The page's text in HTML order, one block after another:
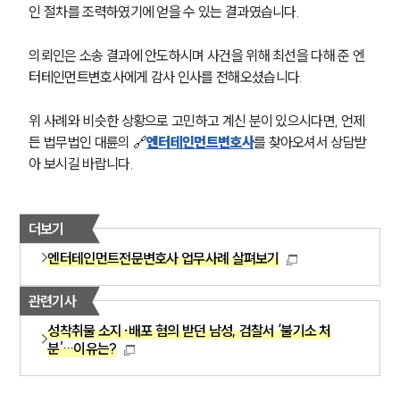
그룹소개
오시는 길
고객의 소리
인 절차를 조력하였기에 얻을 수 있는 결과였습니다.
의뢰인은 소송 결과에 안도하시며 사건을 위해 최선을 다해 준 엔
터테인먼트변호사에게 감사 인사를 전해오셨습니다.
위 사례와 비슷한 상황으로 고민하고 계신 분이 있으시다면, 언제
든 법무법인 대륜의 🔗엔터테인먼트변호사를 찾아오셔서 상담받
아 보시길 바랍니다.
더보기
엔터테인먼트전문변호사 업무사례 살펴보기
관련기사
성착취물 소지·배포 혐의 받던 남성, 검찰서 ‘불기소 처
분’…이유는?